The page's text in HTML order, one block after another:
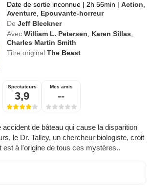
Date de sortie inconnue | 2h 56min | Action,
Aventure, Epouvante-horreur
De Jeff Bleckner
Avec William L. Petersen, Karen Sillas,
Charles Martin Smith
Titre originalThe Beast
Spectateurs
3,9
Mes amis
--
accident de bâteau qui cause la disparition
le Dr. Talley, un chercheur biologiste, croit
est à l'origine de tous ces mystères..